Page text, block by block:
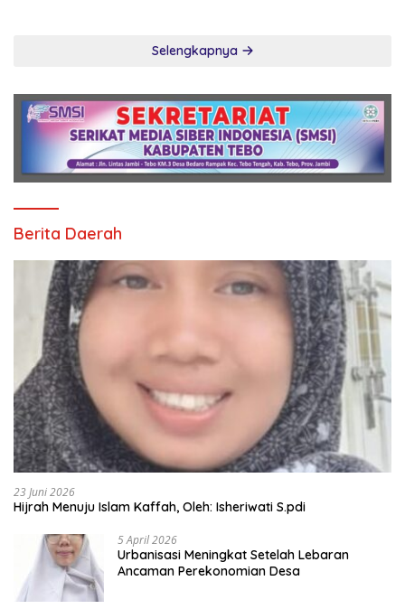
Selengkapnya
Berita Daerah
23 Juni 2026
Hijrah Menuju Islam Kaffah, Oleh: Isheriwati S.pdi
5 April 2026
Urbanisasi Meningkat Setelah Lebaran
Ancaman Perekonomian Desa